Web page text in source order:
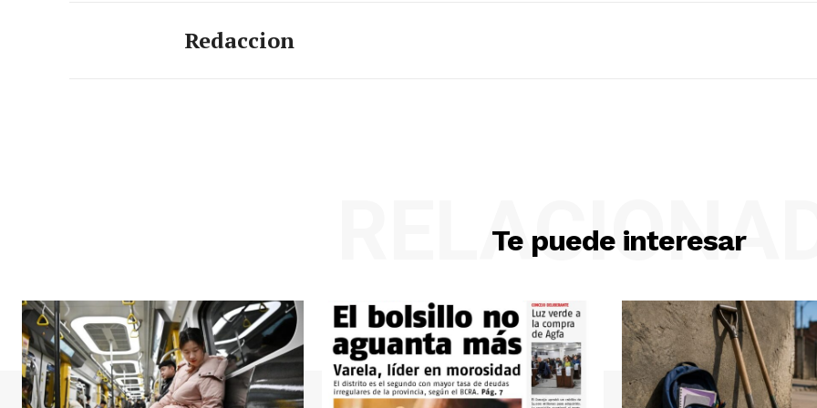
Redaccion
Te puede interesar